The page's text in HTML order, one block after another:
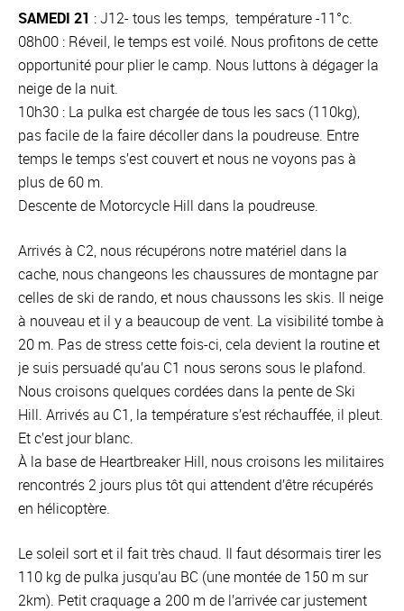
SAMEDI 21 : J12- tous les temps, température -11°c.
08h00 : Réveil, le temps est voilé. Nous profitons de cette
opportunité pour plier le camp. Nous luttons à dégager la
neige de la nuit.
10h30 : La pulka est chargée de tous les sacs (110kg),
pas facile de la faire décoller dans la poudreuse. Entre
temps le temps s’est couvert et nous ne voyons pas à
plus de 60 m.
Descente de Motorcycle Hill dans la poudreuse.
Arrivés à C2, nous récupérons notre matériel dans la
cache, nous changeons les chaussures de montagne par
celles de ski de rando, et nous chaussons les skis. Il neige
à nouveau et il y a beaucoup de vent. La visibilité tombe à
20 m. Pas de stress cette fois-ci, cela devient la routine et
je suis persuadé qu’au C1 nous serons sous le plafond.
Nous croisons quelques cordées dans la pente de Ski
Hill. Arrivés au C1, la température s’est réchauffée, il pleut.
Et c’est jour blanc.
À la base de Heartbreaker Hill, nous croisons les militaires
rencontrés 2 jours plus tôt qui attendent d’être récupérés
en hélicoptère.
Le soleil sort et il fait très chaud. Il faut désormais tirer les
110 kg de pulka jusqu’au BC (une montée de 150 m sur
2km). Petit craquage a 200 m de l’arrivée car justement